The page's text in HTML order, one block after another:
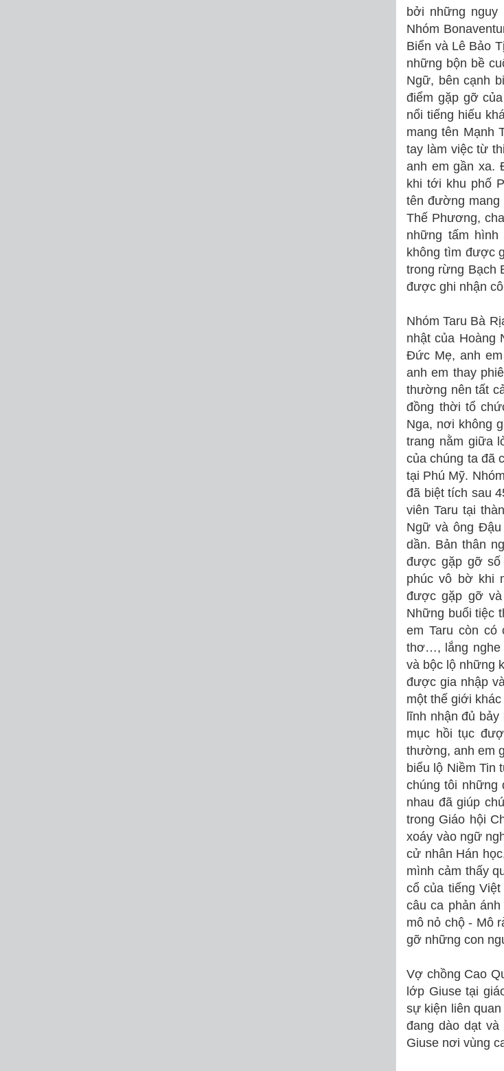
bởi những
Nhóm
Biển và Lê Bảo
những bộn bề
Ngữ, bên cạnh
điểm gặp gỡ
nổi tiếng hiếu
mang tên Mạnh
tay làm việc từ
anh em gần xa.
khi tới khu phố
tên đường mang
Thế Phương,
những tấm
không tìm được
trong rừng Bạch
được ghi nhận
Nhóm Taru Bà
nhật của Hoàng
Đức Mẹ, anh
anh em thay
thường nên tất
đồng thời tổ
Nga, nơi không
trang nằm giữa
của chúng ta đã
tại Phú Mỹ.
đã biệt tích sau
viên Taru tại
Ngữ và ông Đậu
dần. Bản thân
được gặp gỡ số
phúc vô bờ khi
được gặp gỡ
Những buổi tiệc
em Taru còn có
thơ…, lắng nghe
và bộc lộ những
được gia nhập
một thế giới
lĩnh nhận đủ
mục hồi tục
thường, anh em
biểu lộ Niềm Tin
chúng tôi những
nhau đã giúp
trong Giáo hội
xoáy vào ngữ
cử nhân Hán
mình cảm thấy
cổ của tiếng
câu ca phản
mô nỏ chộ - Mô
gỡ những con
Vợ chồng Cao
lớp Giuse tại
sự kiện liên
đang dào dạt
Giuse nơi vùng